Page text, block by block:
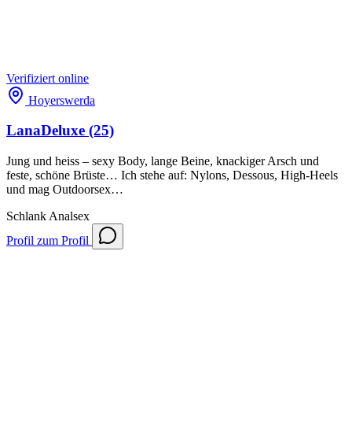
Verifiziert online
Hoyerswerda
LanaDeluxe (25)
Jung und heiss – sexy Body, lange Beine, knackiger Arsch und
feste, schöne Brüste… Ich stehe auf: Nylons, Dessous, High-Heels
und mag Outdoorsex…
Schlank Analsex
Profil zum Profil